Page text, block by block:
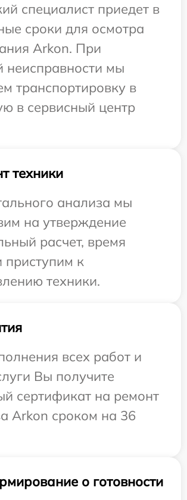
специалист приедет в
сроки для осмотра
Arkon. При
неисправности мы
транспортировку в
в сервисный центр
техники
анализа мы
на утверждение
расчет, время
приступим к
техники.
всех работ и
Вы получите
сертификат на ремонт
Arkon сроком на 36
о готовности